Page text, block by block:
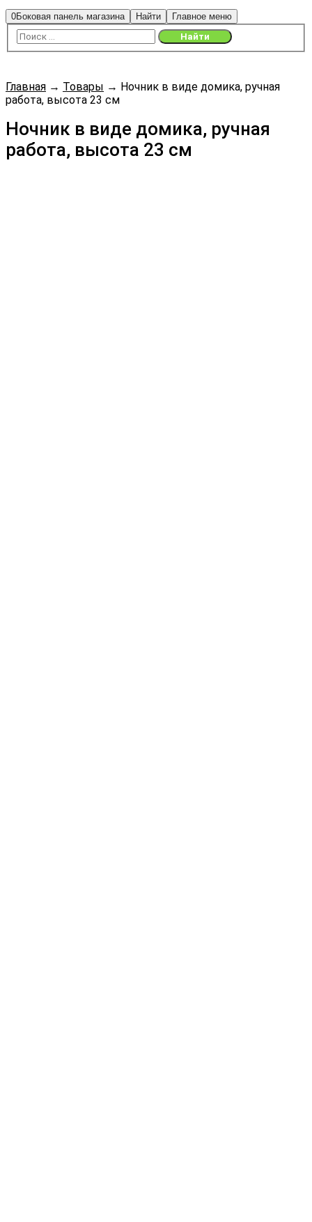
0Боковая панель магазина Найти Главное меню
Главная → Товары → Ночник в виде домика, ручная
работа, высота 23 см
Ночник в виде домика, ручная
работа, высота 23 см